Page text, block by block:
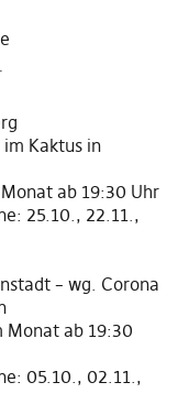
Kaktus in
ab 19:30 Uhr
25.10., 22.11.,
– wg. Corona
Monat ab 19:30
05.10., 02.11.,